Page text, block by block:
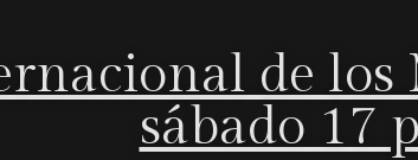
de los
sábado 17